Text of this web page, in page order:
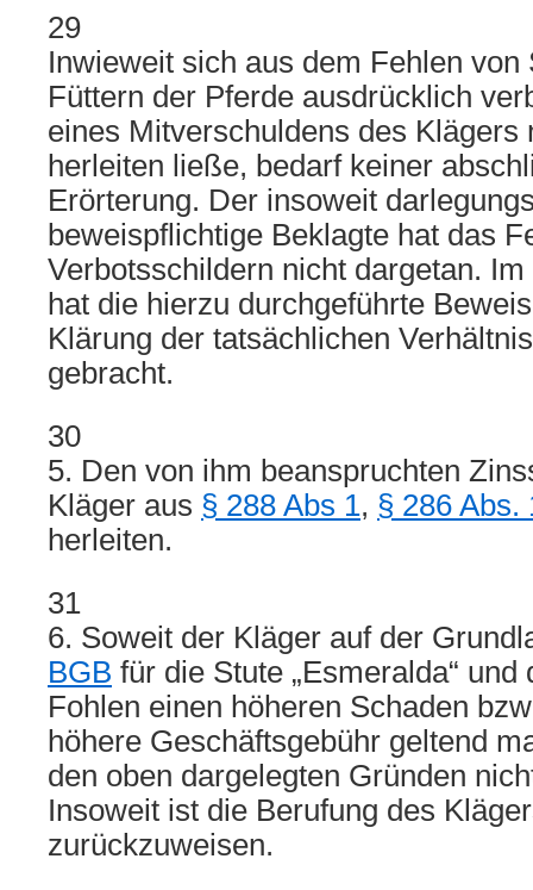
29
Inwieweit sich aus dem Fehlen von
Füttern der Pferde ausdrücklich
eines Mitverschuldens des Klägers
herleiten ließe, bedarf keiner
Erörterung. Der insoweit
beweispflichtige Beklagte hat das
Verbotsschildern nicht dargetan.
hat die hierzu durchgeführte
Klärung der tatsächlichen
gebracht.
30
5. Den von ihm beanspruchten
Kläger aus § 288 Abs 1, § 286 Abs.
herleiten.
31
6. Soweit der Kläger auf der
BGB für die Stute „Esmeralda“ und
Fohlen einen höheren Schaden
höhere Geschäftsgebühr geltend
den oben dargelegten Gründen
Insoweit ist die Berufung des
zurückzuweisen.